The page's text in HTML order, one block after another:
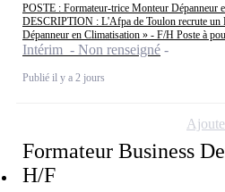
POSTE : Formateur-trice Monteur Dépanneur
DESCRIPTION : L'Afpa de Toulon recrute un
Dépanneur en Climatisation » - F/H Poste à
Intérim - Non renseigné
Publié il y a 2 jours
Formateur Business
H/F